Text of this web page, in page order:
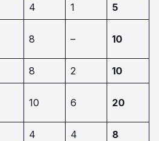
4 1 5
8 – 10
8 2 10
10 6 20
4 4 8